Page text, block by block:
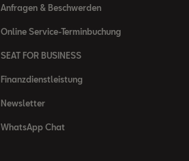
Anfragen & Beschwerden
Online Service-Terminbuchung
SEAT FOR BUSINESS
Finanzdienstleistung
Newsletter
WhatsApp Chat